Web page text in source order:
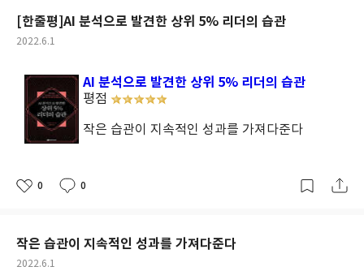
로 증가할 국가들이다. 소셜 네트워크가 모든 서비스를 통합한다. S
NS 결제, 전자상거래는 하나로 수렴될 것이다. 이미 중국의 위쳇에
바이저, 카드 결제, 송금, 투자, 증권 거래, 은행 계좌 통합 관리 등
다양한 금융 서비스는 모바일 서비스로 통합될 것이다. 아직은 중국
을 제외하면 이러한 서비스들은 올인원 형태로 제공되지 않고 있으
므로 세계 각국은 이러한 풀 서비스 금융을 만들어 통합의 이득을 누
것이다. 《부를 재편하는 금융 대혁명(마리온 라부 저)》에서 일부
분을 발췌하여 필사하면서 초서 독서법으로 공부한 내용에 개인적
고 봐요. 배려심으로 돋보이는 부부는 사랑이 꽃 피는 아름다운 가정
을 이룰 수밖에 없지요. 존중과 배려로 살아가는 동반자의 자세가 행
함께 걸어가는 오늘이 진정한 행복 시대임을 알기에 당신에게 사랑
스러운 감사의 마음을 전하면서 한 편의 시를 써 봅니다. 《그녀를
그리다(박상천 저)》에서 일부분 발췌하여 필사하면서 초서 독서법
으로 공부한 내용에 개인적 의견을 덧붙인 서평입니다.
산을 어떻게 활용하느냐가 더 중요한 것이다. 미실현 소득을 내는 주
식에 집중적으로 투자함으로써 세율을 낮춘다. 부자들은 재산을 모
한다. 소득 투자가 빠를수록 재산을 모을 기회가 더 커진다. 성인이
되면 되도록 이른 시기에 돈을 벌어 투자를 시작해야 한다. 백만장자
가운데 거의 전부에 해당하는 95%가 주식을 소유하고 있다. 또한
대부분이 전 재산의 20% 이상을 상장 주식으로 가지고 있다. 백만
하고 계획하는 일보다는 거래하는 데 더 많은 시간을 소비한다. 반대
의 주식을 완전히 마스터하는 데 필요하다면, 다시 말해서 자신의
시간과 에너지를 집중적으로 활용할 수 있다. 어떤 일에 마음을 쏟으
재산 일부를 반드시 가난한 사람을 돕는 데 쓴다. 사람의 욕망에 의
한 물질적인 만족은 어렵게 얻은 것이라도 오래가지 못한다. '쾌락
적응'으로 인해 항상 한 단계 더 높은 욕구가 일어나기 때문이다. 진
위해 노력하는 과정에서 최대한의 가치를 느낄 수 있다. 부자가 되기
위해서는 탐욕을 버려야 한다. 정직한 노동을 통해 얻은 부야말로 무
엇과도 바꿀 수 없는 소중한 재산이 된다. 세상에 공짜는 없다. 하지
만 우리는 이웃에게 공짜로 베푸는 연습을 해야 한다. 그것이 자선이
니기 때문이다. 즉 재물이 있지만 자기를 위해서만 쓰지 않고 다른
짜로 받는 것은 빚을 늘리는 행위다. 하지만 우리는 빚을 지우지 않
고 빚을 지지도 않을 수 있다. 그것이 바로 자선이라고 할 수 있다. 지
[한줄평]AI 분석으로 발견한 상위 5% 리더의 습관
작
2022.6.1
AI 분석으로 발견한 상위 5% 리더의 습관
평점
작은 습관이 지속적인 성과를 가져다준다
좋
0
댓
0
작
작은 습관이 지속적인 성과를 가져다준다
작
2022.6.1